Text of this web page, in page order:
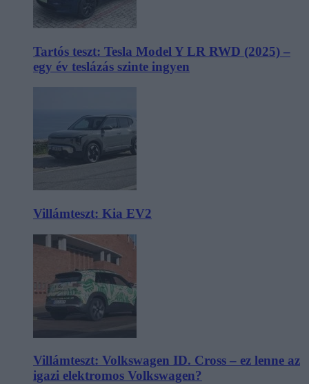
Tartós teszt: Tesla Model Y LR RWD (2025) –
egy év teslázás szinte ingyen
Villámteszt: Kia EV2
Villámteszt: Volkswagen ID. Cross – ez lenne az
igazi elektromos Volkswagen?